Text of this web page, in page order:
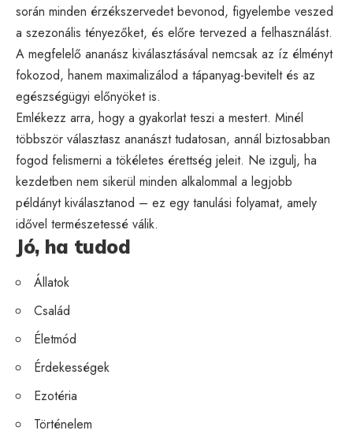
során minden érzékszervedet bevonod, figyelembe veszed
a szezonális tényezőket, és előre tervezed a felhasználást.
A megfelelő ananász kiválasztásával nemcsak az íz élményt
fokozod, hanem maximalizálod a tápanyag-bevitelt és az
egészségügyi előnyöket is.
Emlékezz arra, hogy a gyakorlat teszi a mestert. Minél
többször választasz ananászt tudatosan, annál biztosabban
fogod felismerni a tökéletes érettség jeleit. Ne izgulj, ha
kezdetben nem sikerül minden alkalommal a legjobb
példányt kiválasztanod – ez egy tanulási folyamat, amely
idővel természetessé válik.
Jó, ha tudod
Állatok
Család
Életmód
Érdekességek
Ezotéria
Történelem